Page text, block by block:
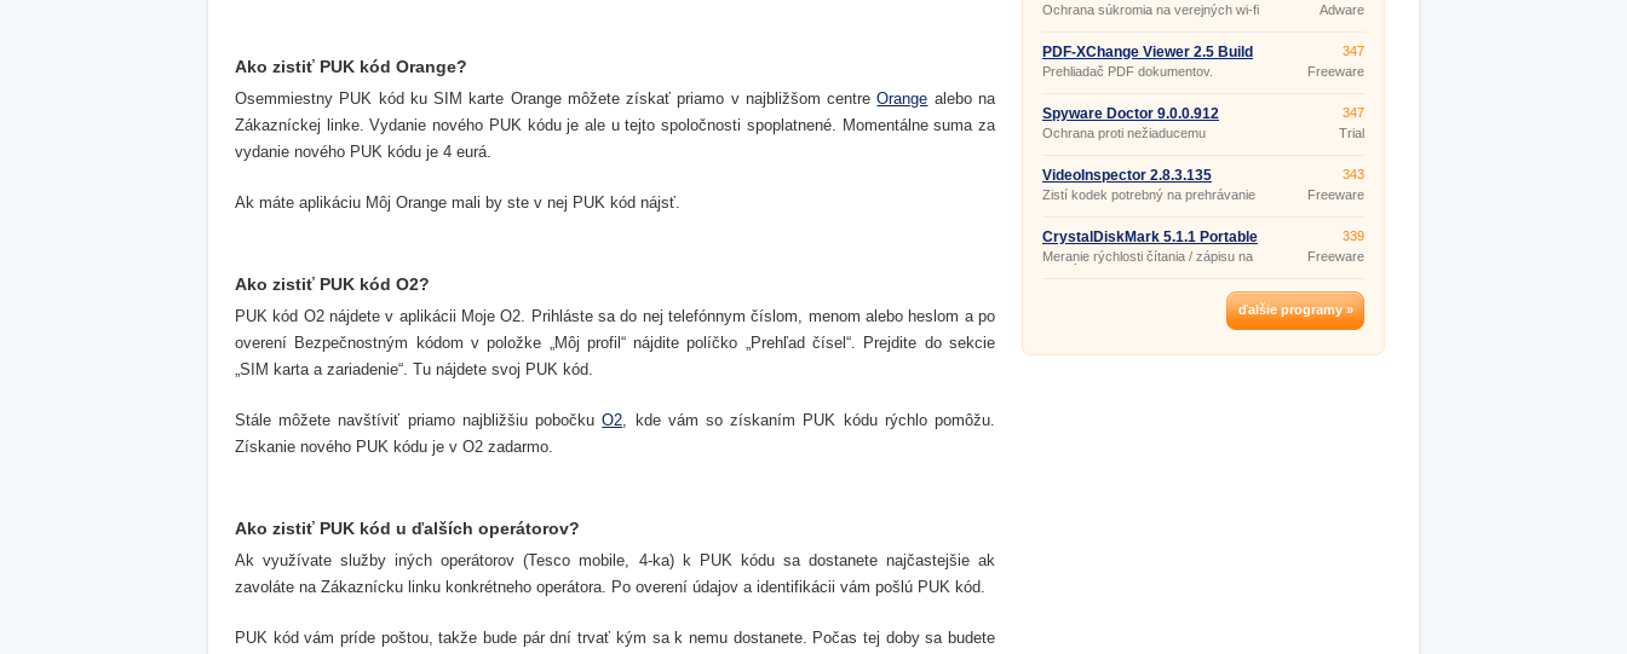
Ako zistiť PUK kód Orange?
Osemmiestny PUK kód ku SIM karte Orange môžete získať priamo v najbližšom centreOrange alebo na
Zákazníckej linke. Vydanie nového PUK kódu je ale u tejto spoločnosti spoplatnené. Momentálne suma za
vydanie nového PUK kódu je 4 eurá.
Ak máte aplikáciu Môj Orange mali by ste v nej PUK kód nájsť.
Ako zistiť PUK kód O2?
PUK kód O2 nájdete v aplikácii Moje O2. Prihláste sa do nej telefónnym číslom, menom alebo heslom a po
overení Bezpečnostným kódom v položke „Môj profil“ nájdite políčko „Prehľad čísel“. Prejdite do sekcie
„SIM karta a zariadenie“. Tu nájdete svoj PUK kód.
Stále môžete navštíviť priamo najbližšiu pobočkuO2, kde vám so získaním PUK kódu rýchlo pomôžu.
Získanie nového PUK kódu je v O2 zadarmo.
Ako zistiť PUK kód u ďalších operátorov?
Ak využívate služby iných operátorov (Tesco mobile, 4-ka) k PUK kódu sa dostanete najčastejšie ak
zavoláte na Zákaznícku linku konkrétneho operátora. Po overení údajov a identifikácii vám pošlú PUK kód.
PUK kód vám príde poštou, takže bude pár dní trvať kým sa k nemu dostanete. Počas tej doby sa budete
Ochrana súkromia na verejných wi-fi
Adware
PDF-XChange Viewer 2.5 Build
209.0 Portable
Prehliadač PDF dokumentov.
347
Freeware
Spyware Doctor 9.0.0.912
Ochrana proti nežiaducemu
347
Trial
VideoInspector 2.8.3.135
Portable
Zistí kodek potrebný na prehrávanie
343
Freeware
CrystalDiskMark 5.1.1 Portable
Meranie rýchlosti čítania / zápisu na
pevný disk.
339
Freeware
ďalšie programy »